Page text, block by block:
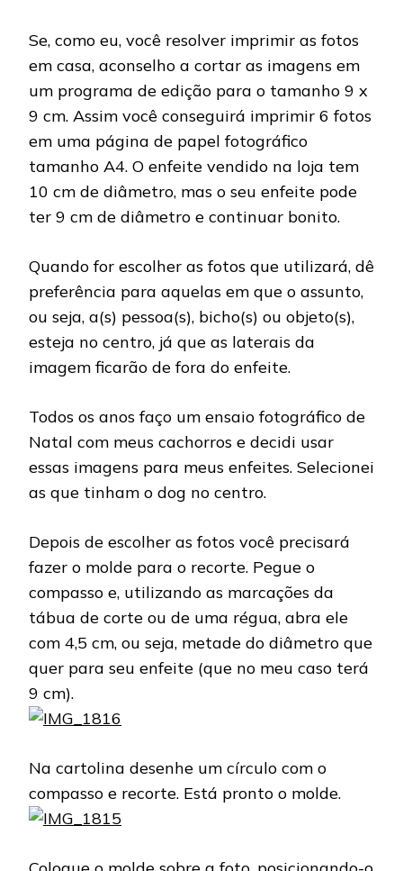
Se, como eu, você resolver imprimir as fotos
em casa, aconselho a cortar as imagens em
um programa de edição para o tamanho 9 x
9 cm. Assim você conseguirá imprimir 6 fotos
em uma página de papel fotográfico
tamanho A4. O enfeite vendido na loja tem
10 cm de diâmetro, mas o seu enfeite pode
ter 9 cm de diâmetro e continuar bonito.
Quando for escolher as fotos que utilizará, dê
preferência para aquelas em que o assunto,
ou seja, a(s) pessoa(s), bicho(s) ou objeto(s),
esteja no centro, já que as laterais da
imagem ficarão de fora do enfeite.
Todos os anos faço um ensaio fotográfico de
Natal com meus cachorros e decidi usar
essas imagens para meus enfeites. Selecionei
as que tinham o dog no centro.
Depois de escolher as fotos você precisará
fazer o molde para o recorte. Pegue o
compasso e, utilizando as marcações da
tábua de corte ou de uma régua, abra ele
com 4,5 cm, ou seja, metade do diâmetro que
quer para seu enfeite (que no meu caso terá
9 cm).
Na cartolina desenhe um círculo com o
compasso e recorte. Está pronto o molde.